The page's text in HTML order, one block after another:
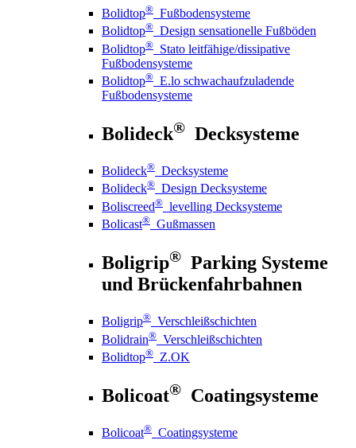
Bolidtop® Fußbodensysteme
Bolidtop® Design sensationelle Fußböden
Bolidtop® Stato leitfähige/dissipative
Fußbodensysteme
Bolidtop® E.lo schwachaufzuladende
Fußbodensysteme
Bolideck® Decksysteme
Bolideck® Decksysteme
Bolideck® Design Decksysteme
Boliscreed® levelling Decksysteme
Bolicast® Gußmassen
Boligrip® Parking Systeme
und Brückenfahrbahnen
Boligrip® Verschleißschichten
Bolidrain® Verschleißschichten
Bolidtop® Z.OK
Bolicoat® Coatingsysteme
Bolicoat® Coatingsysteme